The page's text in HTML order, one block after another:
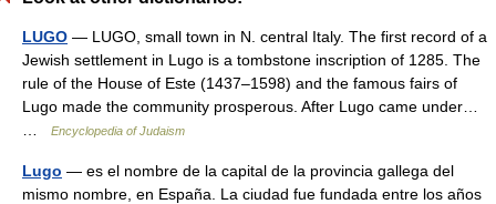
LUGO — LUGO, small town in N. central Italy. The first record of a
Jewish settlement in Lugo is a tombstone inscription of 1285. The
rule of the House of Este (1437–1598) and the famous fairs of
Lugo made the community prosperous. After Lugo came under…
Encyclopedia of Judaism
Lugo — es el nombre de la capital de la provincia gallega del
mismo nombre, en España. La ciudad fue fundada entre los años